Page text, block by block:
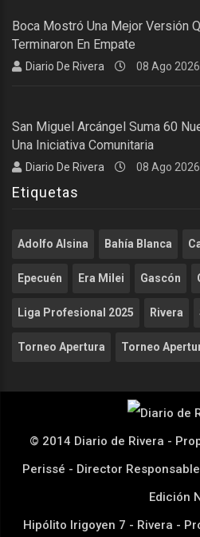
Boca Mostró Una Mejor Versión
Terminaron En Empate
Diario De Rivera 08 Ago 2026
San Miguel Arcángel Suma 60
Una Iniciativa Comunitaria
Diario De Rivera 08 Ago 2026
Etiquetas
Adolfo Alsina Bahía Blanca
Epecuén Era Milei Gascón
Liga Profesional 2025 Rivera
Torneo Apertura Torneo
© 2014 Diario de Rivera -
Perissé - Director
Edición
Hipólito Irigoyen 7 - Rivera -